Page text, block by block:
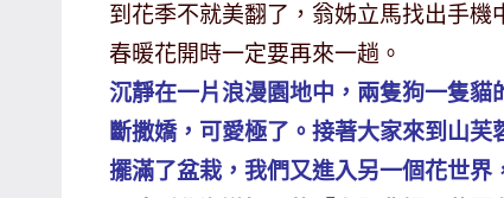
企
業
講
部
落
到花季不就美翻了，翁姊立馬找出手
春暖花開時一定要再來一趟。
沉靜在一片浪漫園地中，兩隻狗一隻
斷撒嬌，可愛極了。接著大家來到山
擺滿了盆栽，我們又進入另一個花世界